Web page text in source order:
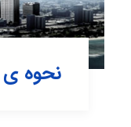
نحوه ی